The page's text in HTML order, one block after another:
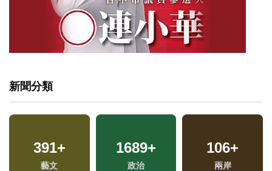
新聞分類
391+
藝文
1689+
政治
106+
兩岸